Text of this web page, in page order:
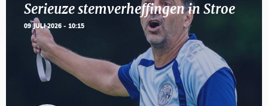
Serieuze stemverheffingen in Stroe
09 JULI 2026 - 10:15